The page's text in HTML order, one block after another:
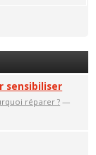
sensibiliser
réparer ? —